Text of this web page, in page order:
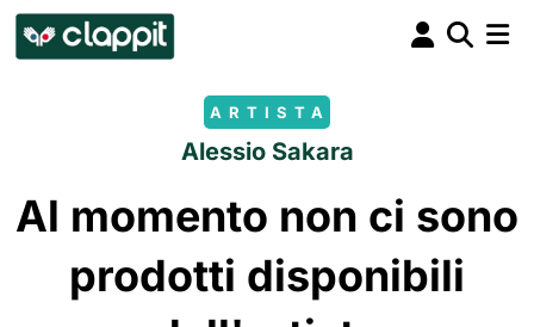
ARTISTA
Alessio Sakara
Al momento non ci sono
prodotti disponibili